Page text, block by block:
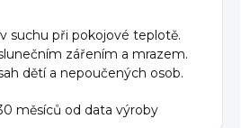
suchu při pokojové teplotě.
zářením a mrazem.
dětí a nepoučených osob.
měsíců od data výroby